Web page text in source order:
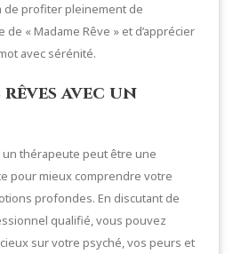
de profiter pleinement de
de « Madame Rêve » et d’apprécier
avec sérénité.
avec un
thérapeute peut être une
pour mieux comprendre votre
profondes. En discutant de
qualifié, vous pouvez
sur votre psyché, vos peurs et